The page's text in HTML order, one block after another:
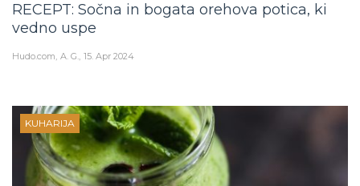
RECEPT: Sočna in bogata orehova potica, ki
vedno uspe
Hudo.com A. G. 15. Apr 2024
KUHARIJA